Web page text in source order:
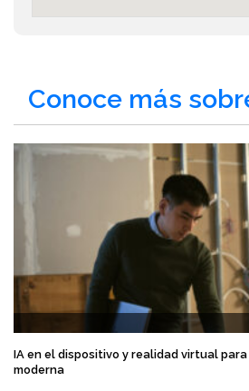
Conoce más
IA en el dispositivo y realidad virtual
moderna